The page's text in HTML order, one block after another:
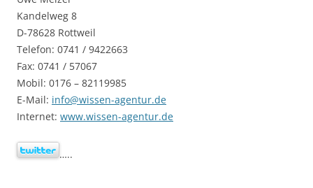
Kandelweg 8
D-78628 Rottweil
Telefon: 0741 / 9422663
Fax: 0741 / 57067
Mobil: 0176 – 82119985
E-Mail: info@wissen-agentur.de
Internet: www.wissen-agentur.de
…..